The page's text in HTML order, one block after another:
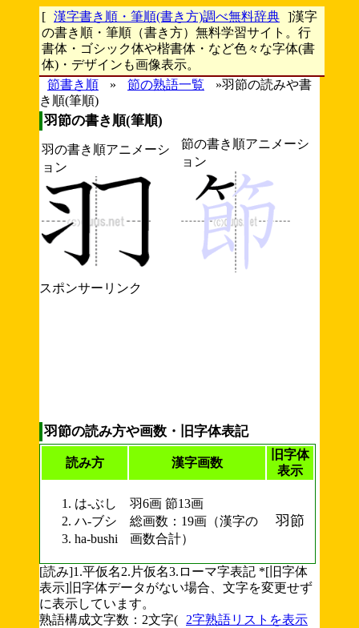
[ 漢字書き順・筆順(書き方)調べ無料辞典 ]漢字
の書き順・筆順（書き方）無料学習サイト。行
書体・ゴシック体や楷書体・など色々な字体(書
体)・デザインも画像表示。
節書き順
» 節の熟語一覧
»羽節の読みや書
き順(筆順)
羽節の書き順(筆順)
羽の書き順アニメーシ
ョン
節の書き順アニメーシ
ョン
スポンサーリンク
羽節の読み方や画数・旧字体表記
読み方 漢字画数
旧字体
表示
は-ぶし
ハ-ブシ
ha-bushi
羽6画 節13画
総画数：19画（漢字の
画数合計）
羽節
[読み]1.平仮名2.片仮名3.ローマ字表記 *[旧字体
表示]旧字体データがない場合、文字を変更せず
に表示しています。
熟語構成文字数：2文字(
2字熟語リストを表示